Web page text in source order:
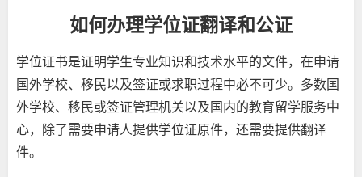
如何办理学位证翻译和公证
学位证书是证明学生专业知识和技术水平的文件，在申请
国外学校、移民以及签证或求职过程中必不可少。多数国
外学校、移民或签证管理机关以及国内的教育留学服务中
心，除了需要申请人提供学位证原件，还需要提供翻译
件。